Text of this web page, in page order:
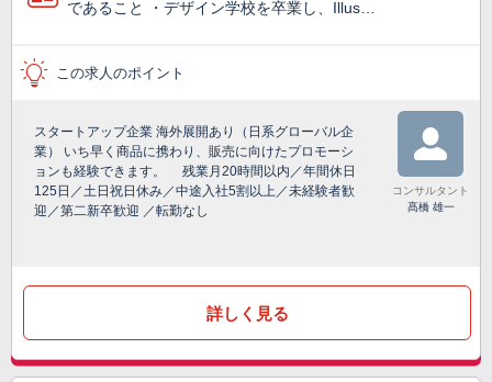
であること ・デザイン学校を卒業し、Illus…
この求人のポイント
スタートアップ企業 海外展開あり（日系グローバル企
業） いち早く商品に携わり、販売に向けたプロモーシ
ョンも経験できます。 残業月20時間以内／年間休日
125日／土日祝日休み／中途入社5割以上／未経験者歓
迎／第二新卒歓迎 ／転勤なし
コンサルタント
髙橋 雄一
詳しく見る